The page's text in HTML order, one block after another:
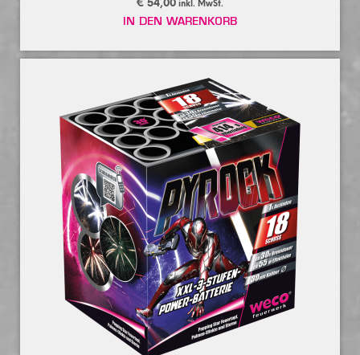
€ 54,00 inkl. MwSt.
IN DEN WARENKORB